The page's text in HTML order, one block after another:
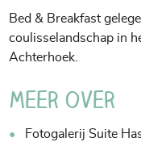
Bed & Breakfast
coulisselandschap in
Achterhoek.
Meer over
Fotogalerij Suite